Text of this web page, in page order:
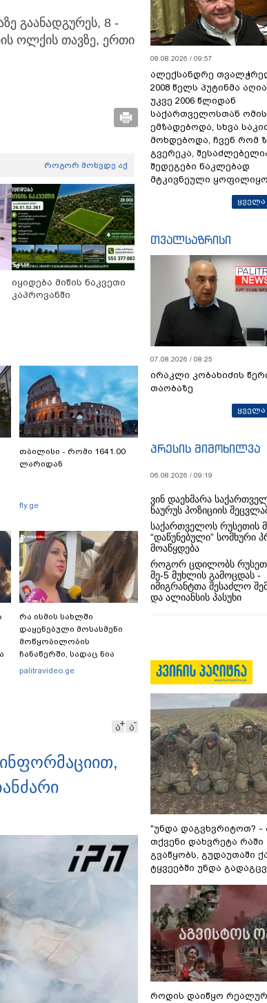
გაანადგურეს, 8 -
ოლქის თავზე, ერთი
როგორ მოხვდე აქ
იყიდება მიწის ნაკვეთი
კაპროვანში
თბილისი - რომი 1641.00
ლარიდან
fly.ge
რა ისმის სახლში
დაყენებული მოსასმენი
მოწყობილობის
ჩანაწერში, სადაც ნია
იმნაძე მამას ესაუბრება?
palitravideo.ge
ა ა
ინფორმაციით,
08.08.2026 / 09:57
ალექსანდრე
2008 წელს პუტინმა
უკვე 2006 წლიდან
საქართველოსთან
ემზადებოდა, სხვა
მოხდებოდა, ჩვენ რომ
გვერეკა,
შედეგები ნაკლებად
მტკივნეული ყოფილიყო
ყველა
თვალსაზრისი
07.08.2026 / 08:25
ირაკლი კობახიძის
თაობაზე
ყველა
პრესის მიმოხილვა
06.08.2026 / 09:19
ვინ დაეხმარა
ნაურუს პოზიციის
საქართველოს რუსეთის
“დაწუნებული” სომხური
მოაწყდება
როგორ ცდილობს
მე-5 მუხლის გამოცდას -
იმიგრანტთა შესაძლო
და ალიანსის პასუხი
"უნდა დაგვხვრიტოთ? -
თქვენი დახვრეტა რაში
გვაწყობს, გუდაუთაში
ტყვეებში უნდა
როდის დაიწყო